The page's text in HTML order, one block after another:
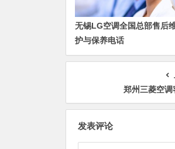
无锡LG空调全国总部售后
护与保养电话
郑州三菱空
发表评论